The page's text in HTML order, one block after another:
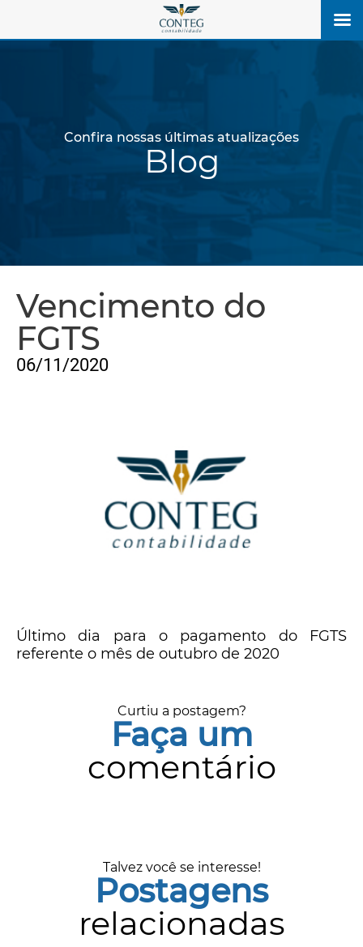
Confira nossas últimas atualizações
Blog
Vencimento do
FGTS
06/11/2020
Último dia para o pagamento do FGTS
referente o mês de outubro de 2020
Curtiu a postagem?
Faça um
comentário
Talvez você se interesse!
Postagens
relacionadas